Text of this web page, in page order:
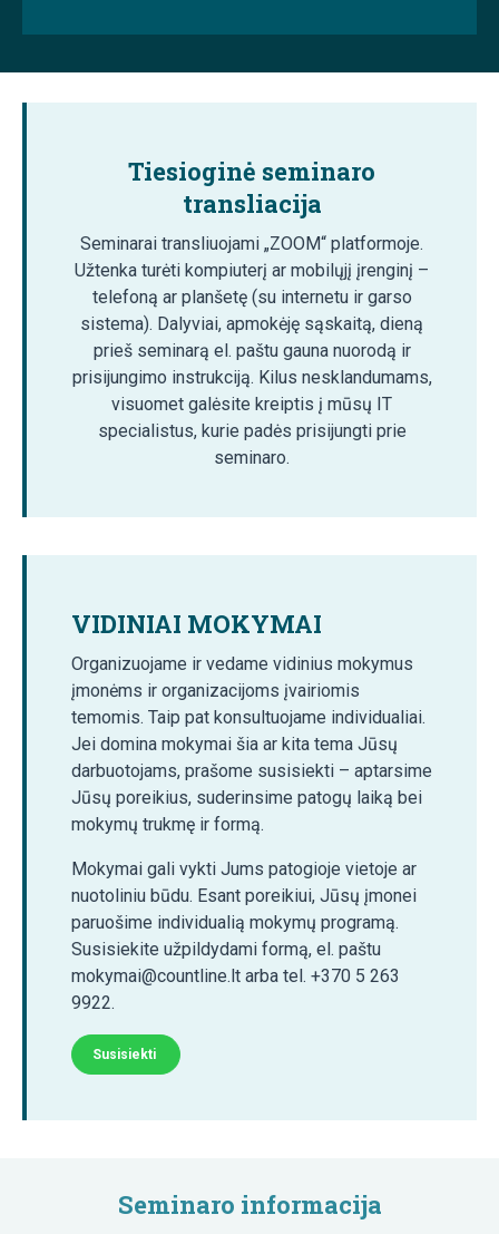
Tiesioginė seminaro
transliacija
Seminarai transliuojami „ZOOM“ platformoje.
Užtenka turėti kompiuterį ar mobilųjį įrenginį –
telefoną ar planšetę (su internetu ir garso
sistema). Dalyviai, apmokėję sąskaitą, dieną
prieš seminarą el. paštu gauna nuorodą ir
prisijungimo instrukciją. Kilus nesklandumams,
visuomet galėsite kreiptis į mūsų IT
specialistus, kurie padės prisijungti prie
seminaro.
VIDINIAI MOKYMAI
Organizuojame ir vedame vidinius mokymus
įmonėms ir organizacijoms įvairiomis
temomis. Taip pat konsultuojame individualiai.
Jei domina mokymai šia ar kita tema Jūsų
darbuotojams, prašome susisiekti – aptarsime
Jūsų poreikius, suderinsime patogų laiką bei
mokymų trukmę ir formą.
Mokymai gali vykti Jums patogioje vietoje ar
nuotoliniu būdu. Esant poreikiui, Jūsų įmonei
paruošime individualią mokymų programą.
Susisiekite užpildydami formą, el. paštu
mokymai@countline.lt arba tel. +370 5 263
9922.
Susisiekti
Seminaro informacija